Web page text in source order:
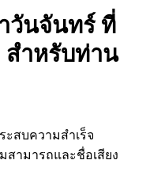
วันจันทร์ ที่
สำหรับท่าน
ะสบความสำเร็จ
สามารถและชื่อเสียง